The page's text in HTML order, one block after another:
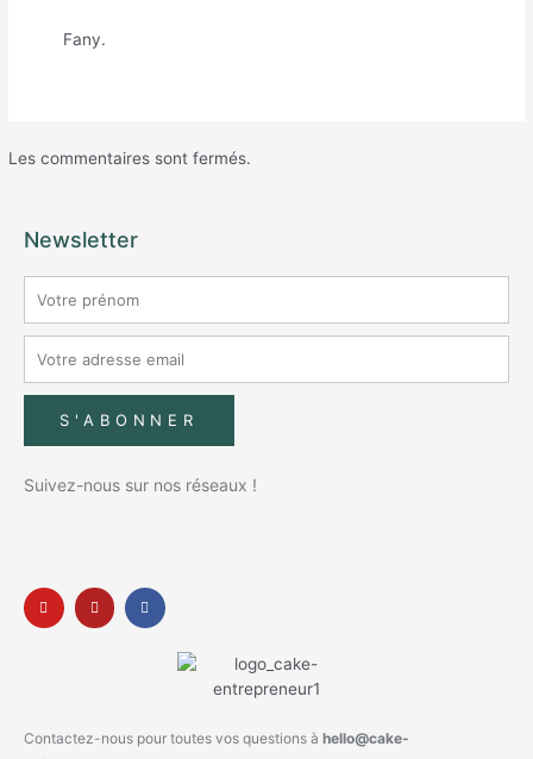
Fany.
Les commentaires sont fermés.
Newsletter
S'ABONNER
Suivez-nous sur nos réseaux !
Contactez-nous pour toutes vos questions à hello@cake-